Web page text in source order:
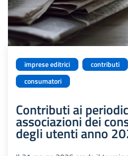
imprese editrici
contributi
consumatori
Contributi ai
associazioni dei
degli utenti anno